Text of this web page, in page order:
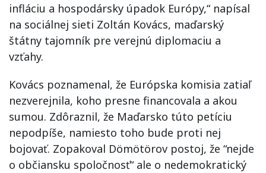
infláciu a hospodársky úpadok Európy,“ napísal
na sociálnej sieti Zoltán Kovács, maďarský
štátny tajomník pre verejnú diplomaciu a
vzťahy.
Kovács poznamenal, že Európska komisia zatiaľ
nezverejnila, koho presne financovala a akou
sumou. Zdôraznil, že Maďarsko túto petíciu
nepodpíše, namiesto toho bude proti nej
bojovať. Zopakoval Dömötörov postoj, že “nejde
o občiansku spoločnosť“ ale o nedemokratický